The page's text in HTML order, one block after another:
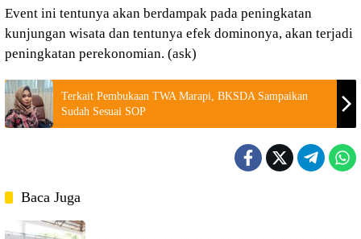
Event ini tentunya akan berdampak pada peningkatan
kunjungan wisata dan tentunya efek dominonya, akan terjadi
peningkatan perekonomian. (ask)
Terkait Pembukaan TWA Marapi, BKSDA Sampaikan
Sudah Sesuai SOP
Baca Juga